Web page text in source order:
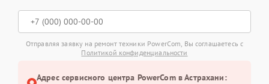
Отправляя заявку на ремонт техники PowerCom, Вы соглашаетесь с
Политикой конфиденциальности
Адрес сервисного центра PowerCom в Астрахани: